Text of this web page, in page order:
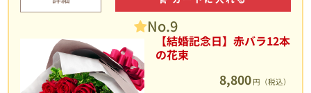
No.9
【結婚記念日】赤バラ12本
の花束
8,800 円（税込）